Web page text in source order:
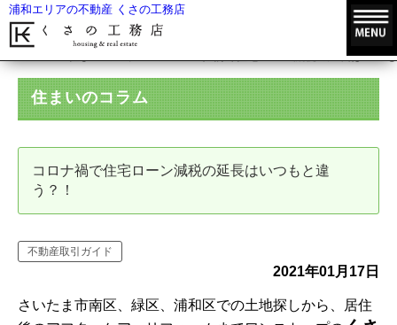
浦和エリアの不動産 くさの工務店
コロナ禍で住宅ローン減税の延長はいつ
住まいのコラム
コロナ禍で住宅ローン減税の延長はいつもと違
う？！
不動産取引ガイド
2021年01月17日
さいたま市南区、緑区、浦和区での土地探しから、居住